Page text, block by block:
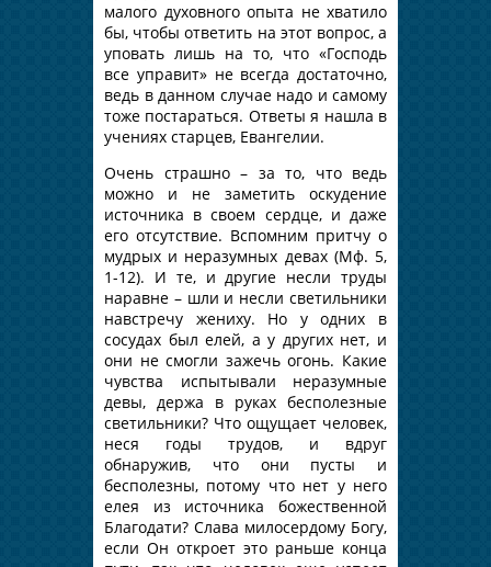
малого духовного опыта не хватило
бы, чтобы ответить на этот вопрос, а
уповать лишь на то, что «Господь
все управит» не всегда достаточно,
ведь в данном случае надо и самому
тоже постараться. Ответы я нашла в
учениях старцев, Евангелии.
Очень страшно – за то, что ведь
можно и не заметить оскудение
источника в своем сердце, и даже
его отсутствие. Вспомним притчу о
мудрых и неразумных девах (Мф. 5,
1-12). И те, и другие несли труды
наравне – шли и несли светильники
навстречу жениху. Но у одних в
сосудах был елей, а у других нет, и
они не смогли зажечь огонь. Какие
чувства испытывали неразумные
девы, держа в руках бесполезные
светильники? Что ощущает человек,
неся годы трудов, и вдруг
обнаружив, что они пусты и
бесполезны, потому что нет у него
елея из источника божественной
Благодати? Слава милосердому Богу,
если Он откроет это раньше конца